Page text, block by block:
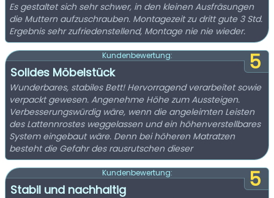
Es gestaltet sich sehr schwer, in den kleinen Ausfräsungen
die Muttern aufzuschrauben. Montagezeit zu dritt gute 3 Std.
Ergebnis sehr zufriedenstellend, Montage nie nie wieder.
5
Kundenbewertung:
Solides Möbelstück
Wunderbares, stabiles Bett! Hervorragend verarbeitet sowie
verpackt gewesen. Angenehme Höhe zum Aussteigen.
Verbesserungswürdig wäre, wenn die angeleimten Leisten
des Lattennrostes weggelassen und ein höhenverstellbares
System eingebaut wäre. Denn bei höheren Matratzen
besteht die Gefahr des rausrutschen dieser
5
Kundenbewertung:
Stabil und nachhaltig